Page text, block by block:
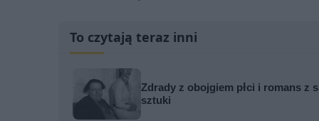
To czytają teraz inni
Zdrady z obojgiem płci i romans z
sztuki